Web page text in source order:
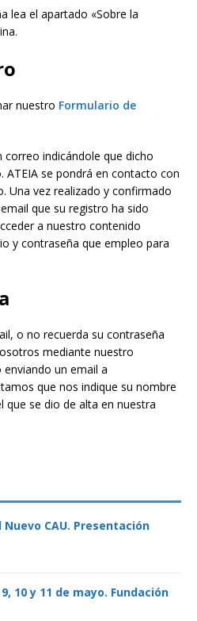
lea el apartado «Sobre la
nuestro Formulario de
correo indicándole que dicho
ATEIA se pondrá en contacto con
Una vez realizado y confirmado
que su registro ha sido
a nuestro contenido
y contraseña que empleo para
o no recuerda su contraseña
mediante nuestro
enviando un email a
que nos indique su nombre
que se dio de alta en nuestra
CAU. Presentación
10 y 11 de mayo. Fundación